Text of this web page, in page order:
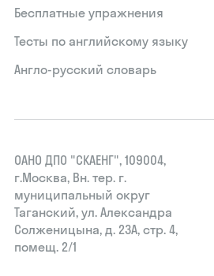
Бесплатные упражнения
Тесты по английскому языку
Англо-русский словарь
ОАНО ДПО "СКАЕНГ", 109004,
г.Москва, Вн. тер. г.
муниципальный округ
Таганский, ул. Александра
Солженицына, д. 23А, стр. 4,
помещ. 2/1